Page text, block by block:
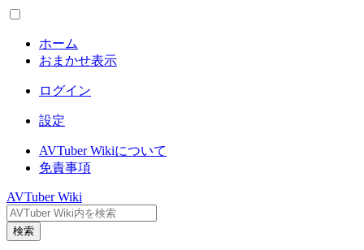
ホーム
おまかせ表示
ログイン
設定
AVTuber Wikiについて
免責事項
AVTuber Wiki
検索